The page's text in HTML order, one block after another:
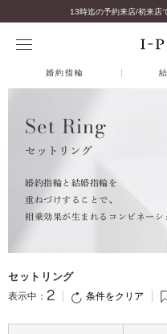
婚約指輪
Set Ring
セットリング
婚約指輪と結婚指輪を
重ねづけすることで、
相乗効果が生まれるコンビネーシ
セットリング
表示中： 2 条件をクリア